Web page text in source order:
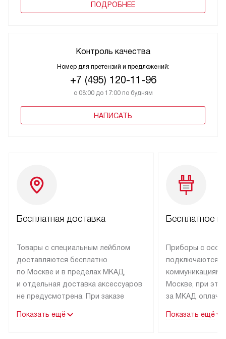
ПОДРОБНЕЕ
Контроль качества
Номер для претензий и предложений:
+7 (495) 120-11-96
с 08:00 до 17:00 по будням
НАПИСАТЬ
Бесплатная доставка
Товары с специальным лейблом
доставляются бесплатно
по Москве и в пределах МКАД,
и отдельная доставка аксессуаров
не предусмотрена. При заказе
рекомендуем обсудить
Показать ещё
Бесплатное
Приборы с
подключаются к
коммуникациям
Москве, при
за МКАД
партнера
Показать ещё